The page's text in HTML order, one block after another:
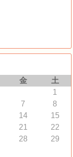
金
土
1
7
8
14
15
21
22
28
29